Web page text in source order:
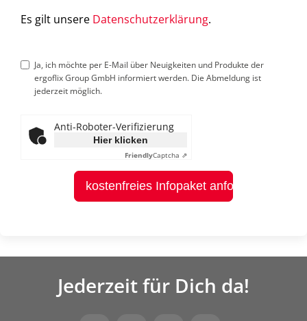
Es gilt unsere Datenschutzerklärung.
Ja, ich möchte per E-Mail über Neuigkeiten und Produkte der
ergoflix Group GmbH informiert werden. Die Abmeldung ist
jederzeit möglich.
Anti-Roboter-Verifizierung
Hier klicken
FriendlyCaptcha ⇗
kostenfreies Infopaket anfordern
Jederzeit für Dich da!